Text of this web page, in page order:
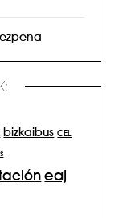
bizkaibus CEL
eaj